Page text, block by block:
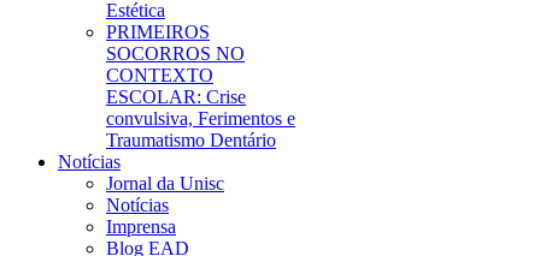
Estética
PRIMEIROS
SOCORROS NO
CONTEXTO
ESCOLAR: Crise
convulsiva, Ferimentos e
Traumatismo Dentário
Notícias
Jornal da Unisc
Notícias
Imprensa
Blog EAD